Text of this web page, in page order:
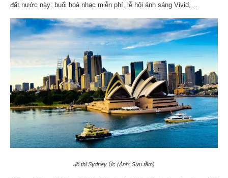
đất nước này: buổi hoà nhạc miễn phí, lễ hội ánh sáng Vivid,…
đô thị Sydney Úc (Ảnh: Sưu tầm)